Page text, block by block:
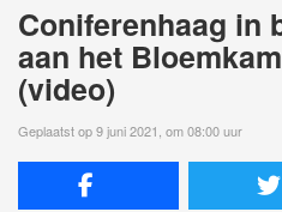
Coniferenhaag in
aan het
(video)
Geplaatst op 9 juni 2021, om 08:00 uur